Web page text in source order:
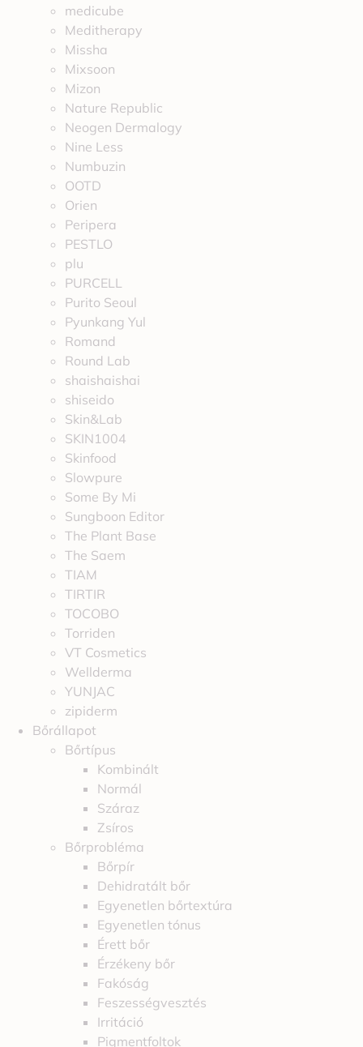
medicube
Meditherapy
Missha
Mixsoon
Mizon
Nature Republic
Neogen Dermalogy
Nine Less
Numbuzin
OOTD
Orien
Peripera
PESTLO
plu
PURCELL
Purito Seoul
Pyunkang Yul
Romand
Round Lab
shaishaishai
shiseido
Skin&Lab
SKIN1004
Skinfood
Slowpure
Some By Mi
Sungboon Editor
The Plant Base
The Saem
TIAM
TIRTIR
TOCOBO
Torriden
VT Cosmetics
Wellderma
YUNJAC
zipiderm
Bőrállapot
Bőrtípus
Kombinált
Normál
Száraz
Zsíros
Bőrprobléma
Bőrpír
Dehidratált bőr
Egyenetlen bőrtextúra
Egyenetlen tónus
Érett bőr
Érzékeny bőr
Fakóság
Feszességvesztés
Irritáció
Pigmentfoltok